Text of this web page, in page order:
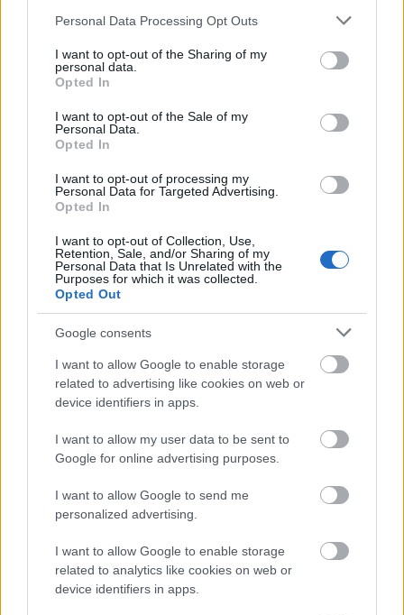
Please note that this website/app uses one or more Google
not limited to your visit or usage behaviour. You may click to
grant or deny consent to Google and its third-party tags to
use your data for below specified purposes in below Google
consent section.
Personal Data Processing Opt Outs
I want to opt-out of the Sharing of my
personal data.
Opted In
I want to opt-out of the Sale of my
Personal Data.
Opted In
I want to opt-out of processing my
Personal Data for Targeted Advertising.
Opted In
I want to opt-out of Collection, Use,
Retention, Sale, and/or Sharing of my
Personal Data that Is Unrelated with the
Purposes for which it was collected.
Opted Out
Google consents
I want to allow Google to enable storage
related to advertising like cookies on web or
device identifiers in apps.
I want to allow my user data to be sent to
Google for online advertising purposes.
I want to allow Google to send me
personalized advertising.
I want to allow Google to enable storage
related to analytics like cookies on web or
device identifiers in apps.
Mikor fordul át a remény
realitáskerülésbe?
A nehézség ott kezdődik, amikor a fantáziálás
már nem ösztönöz cselekvésre, hanem
átmenetileg csökkentheti a szorongást és a
bizonytalanságot. Ilyenkor azonban könnyen
előfordulhat, hogy nem a problémák megoldására
koncentrálunk, hanem arra, hogy jobban érezzük
magunkat anélkül, hogy valóban szembenéznénk
– mondja Mészáros Dóra.
A pszichológiában ezt érzelmi elkerülésnek
nevezzük. Ilyenkor a fantázia egyfajta menedékké
válik a kellemetlen érzésekkel szemben. Ahelyett,
hogy a jelenlegi helyzetünkön dolgoznánk, egy
idealizált jövőbe kapaszkodunk. Ez rövid távon
könnyen megrekedéshez vezethet.